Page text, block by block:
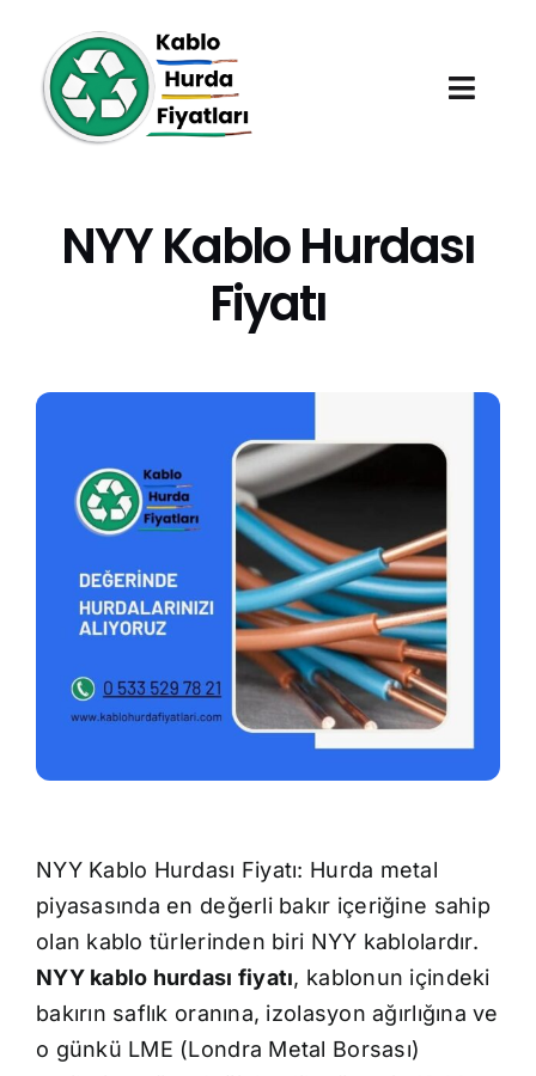
content
Hurda Fiyatları
Hizmet Bölgeleri
Blog
İletişim
NYY Kablo Hurdası
Fiyatı
NYY Kablo Hurdası Fiyatı: Hurda metal
piyasasında en değerli bakır içeriğine sahip
olan kablo türlerinden biri NYY kablolardır.
NYY kablo hurdası fiyatı, kablonun içindeki
bakırın saflık oranına, izolasyon ağırlığına ve
o günkü LME (Londra Metal Borsası)